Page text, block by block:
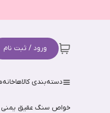
ورود / ثبت نام
دسته‌بندی کالاهاخانه
خواص سنگ عقیق یمنی